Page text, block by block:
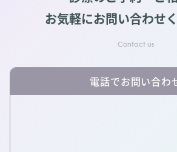
お気軽にお問い合わせく
電話でお問い合わ